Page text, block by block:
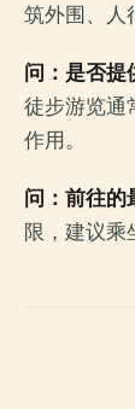
筑外围、人
问：是否提
徒步游览通
作用。
问：前往的
限，建议乘